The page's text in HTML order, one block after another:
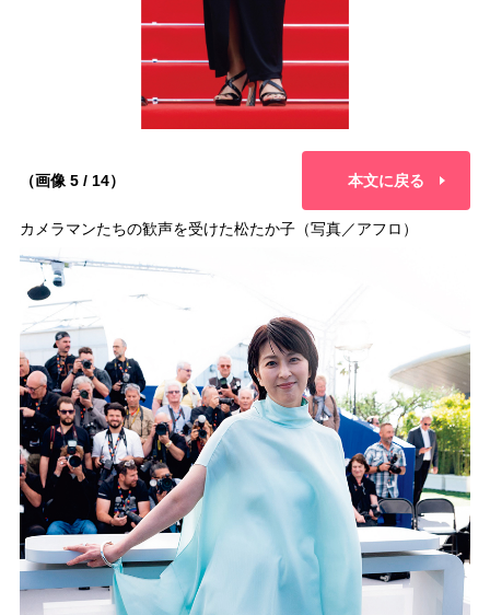
（画像 5 / 14） 本文に戻る
カメラマンたちの歓声を受けた松たか子（写真／アフロ）